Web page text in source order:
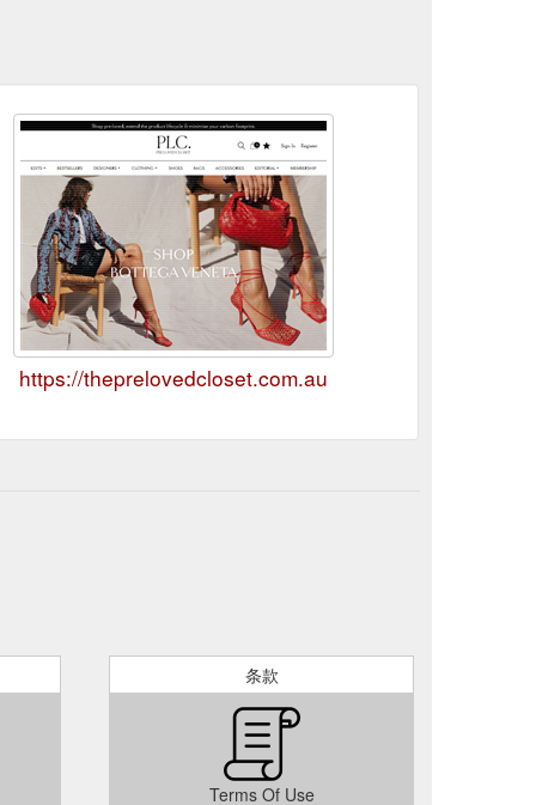
https://theprelovedcloset.com.au
条款
Terms Of Use